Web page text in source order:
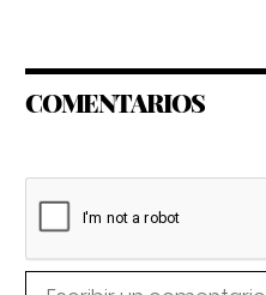
COMENTARIOS